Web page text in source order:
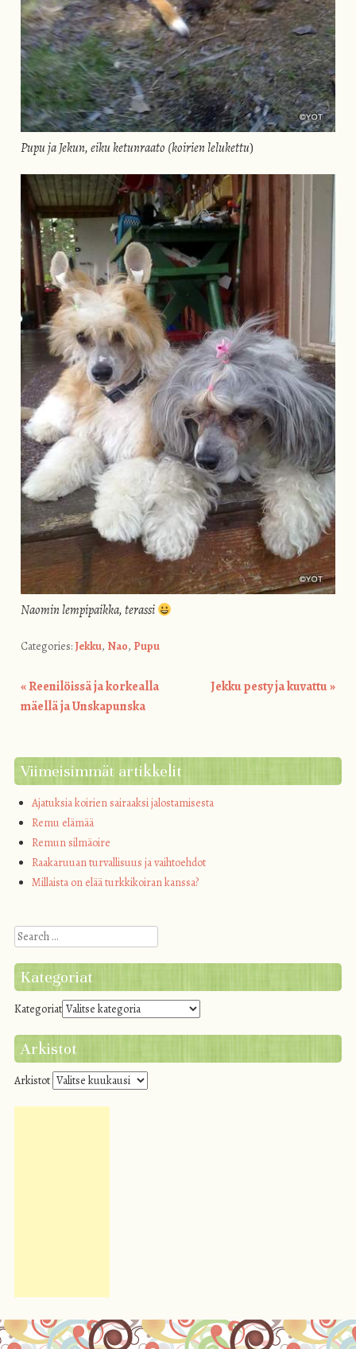
Pupu ja Jekun, eiku ketunraato (koirien lelukettu)
Naomin lempipaikka, terassi
Categories: Jekku, Nao, Pupu
Post navigation
«Reenilöissä ja korkealla
mäellä ja Unskapunska
Jekku pesty ja kuvattu»
Viimeisimmät artikkelit
Ajatuksia koirien sairaaksi jalostamisesta
Remu elämää
Remun silmäoire
Raakaruuan turvallisuus ja vaihtoehdot
Millaista on elää turkkikoiran kanssa?
Search
Kategoriat
Kategoriat
Arkistot
Arkistot